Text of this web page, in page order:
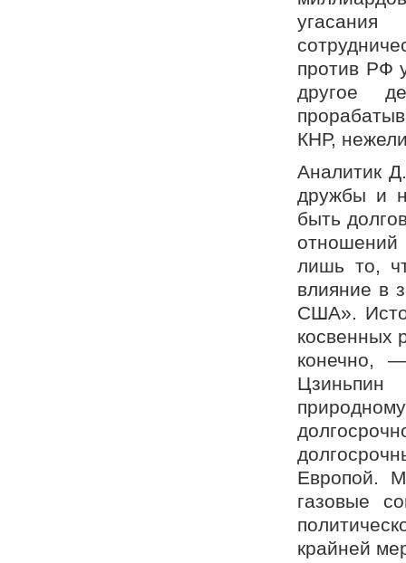
угасания
против РФ
другое
КНР,
Аналитик
дружбы и
быть
лишь то,
влияние в
США».
косвенных
конечно,
Европой.
газовые
крайней